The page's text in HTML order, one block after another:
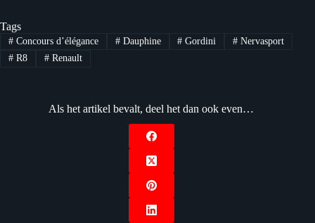
Tags
#Concours d’élégance #Dauphine # Gordini # Nervasport
#R8 #Renault
Als het artikel bevalt, deel het dan ook even…